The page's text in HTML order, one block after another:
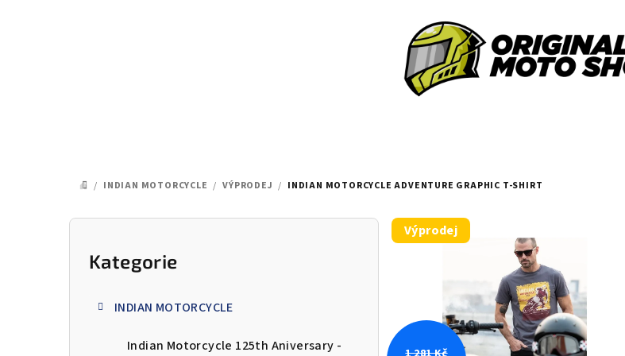
DOMŮ
/ INDIAN MOTORCYCLE / VÝPRODEJ / INDIAN MOTORCYCLE ADVENTURE GRAPHIC T-SHIRT
P
Přeskočit
kategorie
Kategorie
INDIAN MOTORCYCLE
Indian Motorcycle 125th Aniversary -
Výprodej